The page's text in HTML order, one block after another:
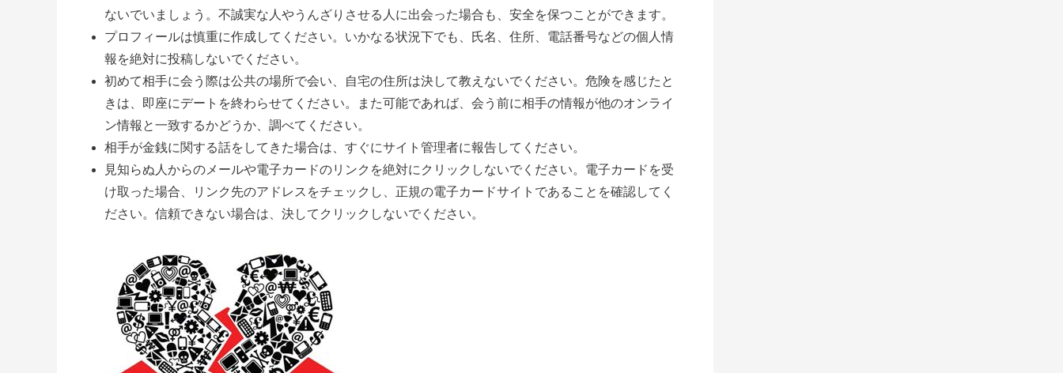
ないでいましょう。不誠実な人やうんざりさせる人に出会った場合も、安全を保つことができます。
プロフィールは慎重に作成してください。いかなる状況下でも、氏名、住所、電話番号などの個人情
報を絶対に投稿しないでください。
初めて相手に会う際は公共の場所で会い、自宅の住所は決して教えないでください。危険を感じたと
きは、即座にデートを終わらせてください。また可能であれば、会う前に相手の情報が他のオンライ
ン情報と一致するかどうか、調べてください。
相手が金銭に関する話をしてきた場合は、すぐにサイト管理者に報告してください。
見知らぬ人からのメールや電子カードのリンクを絶対にクリックしないでください。電子カードを受
け取った場合、リンク先のアドレスをチェックし、正規の電子カードサイトであることを確認してく
ださい。信頼できない場合は、決してクリックしないでください。